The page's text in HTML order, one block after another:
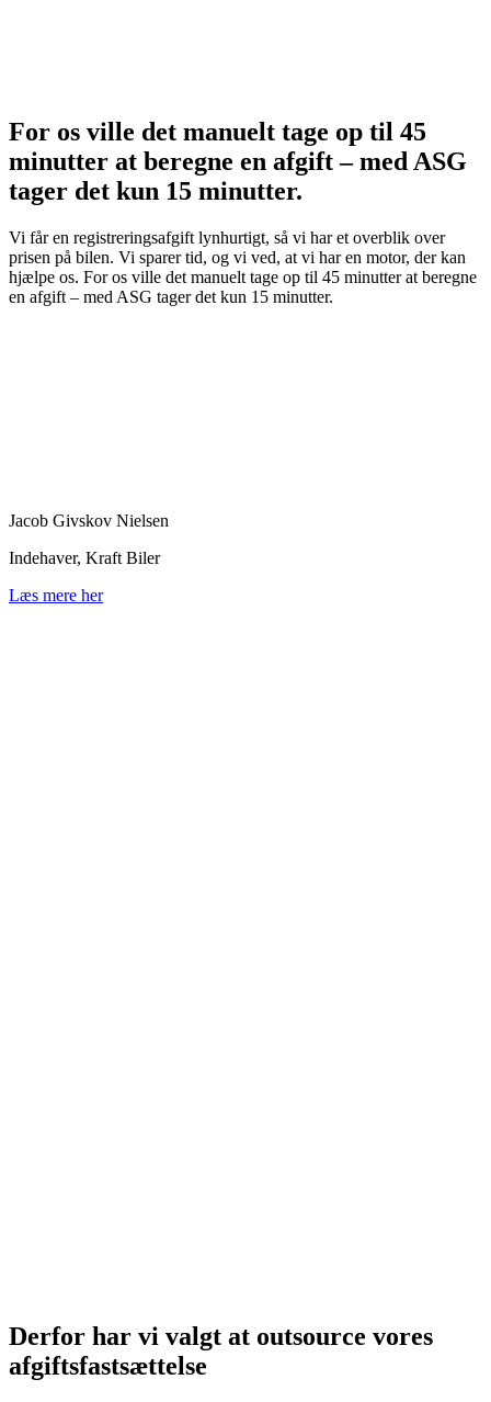
For os ville det manuelt tage op til 45
minutter at beregne en afgift – med ASG
tager det kun 15 minutter.
Vi får en registreringsafgift lynhurtigt, så vi har et overblik over
prisen på bilen. Vi sparer tid, og vi ved, at vi har en motor, der kan
hjælpe os. For os ville det manuelt tage op til 45 minutter at beregne
en afgift – med ASG tager det kun 15 minutter.
Jacob Givskov Nielsen
Indehaver, Kraft Biler
Læs mere her
Derfor har vi valgt at outsource vores
afgiftsfastsættelse